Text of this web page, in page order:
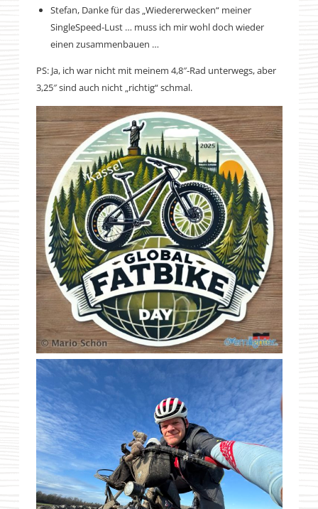
Stefan, Danke für das „Wiedererwecken“ meiner
SingleSpeed-Lust … muss ich mir wohl doch wieder
einen zusammenbauen …
PS: Ja, ich war nicht mit meinem 4,8″-Rad unterwegs, aber
3,25″ sind auch nicht „richtig“ schmal.